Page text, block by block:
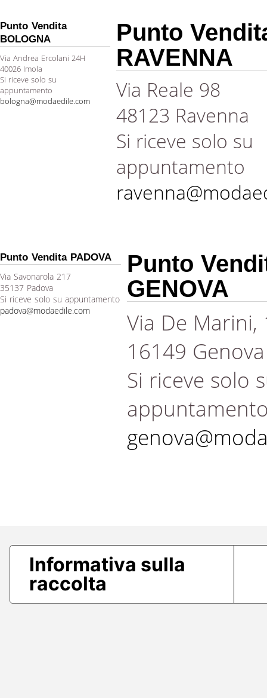
Punto Vendita
BOLOGNA
Via Andrea Ercolani 24H
40026 Imola
Si riceve solo su
appuntamento
bologna@modaedile.com
Punto
RAVENNA
Via Reale 98
48123 Ravenna
Si riceve solo su
appuntamento
Punto Vendita PADOVA
Via Savonarola 217
35137 Padova
Si riceve solo su appuntamento
padova@modaedile.com
Punto
GENOVA
Via De Marini,
16149 Genova
Si riceve solo
Informativa sulla
raccolta